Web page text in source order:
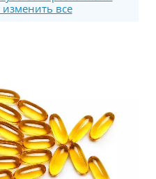
все